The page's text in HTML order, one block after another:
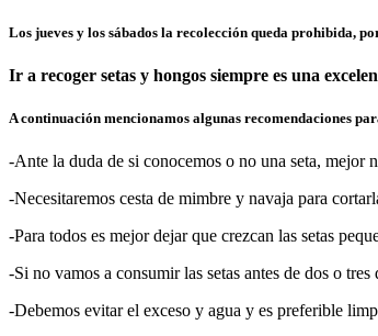
Los jueves y los sábados la recolección queda prohibida,
Ir a recoger setas y hongos siempre es una
A continuación mencionamos algunas recomendaciones
-Ante la duda de si conocemos o no una seta, mejor
-Necesitaremos cesta de mimbre y navaja para
-Para todos es mejor dejar que crezcan las setas
-Si no vamos a consumir las setas antes de dos o
-Debemos evitar el exceso y agua y es preferible